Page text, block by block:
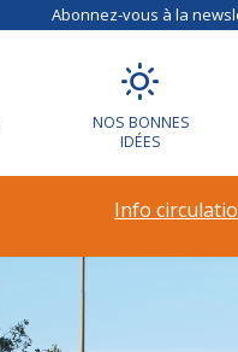
Abonnez-vous à la
NOS BONNES
IDÉES
Info